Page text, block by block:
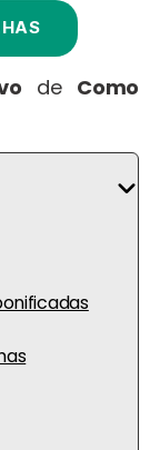
de Como